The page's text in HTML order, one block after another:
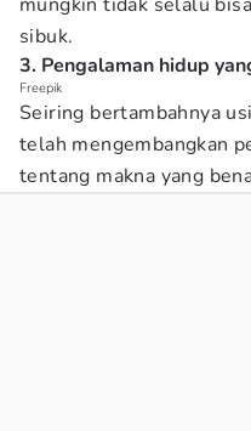
sibuk.
3. Pengalaman hidup
Freepik
Seiring bertambahnya
telah mengembangkan
tentang makna yang